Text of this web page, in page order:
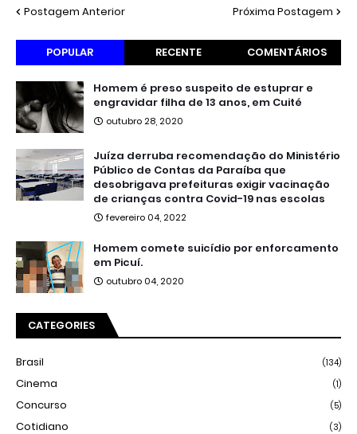
Postagem Anterior Próxima Postagem
POPULAR RECENTE COMENTÁRIOS
Homem é preso suspeito de estuprar e
engravidar filha de 13 anos, em Cuité
outubro 28, 2020
Juíza derruba recomendação do Ministério
Público de Contas da Paraíba que
desobrigava prefeituras exigir vacinação
de crianças contra Covid-19 nas escolas
fevereiro 04, 2022
Homem comete suicídio por enforcamento
em Picuí.
outubro 04, 2020
CATEGORIES
Brasil (134)
Cinema (1)
Concurso (5)
Cotidiano (3)